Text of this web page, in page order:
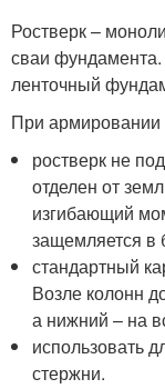
Ростверк –
сваи
ленточный
При армировании
ростверк не
отделен от
изгибающий
защемляется в
стандартный
Возле колонн
а нижний – на
использовать
стержни.